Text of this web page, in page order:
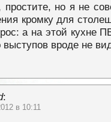
простите, но я не
кромку для
а на этой кухне
вроде не
:
в 10:11